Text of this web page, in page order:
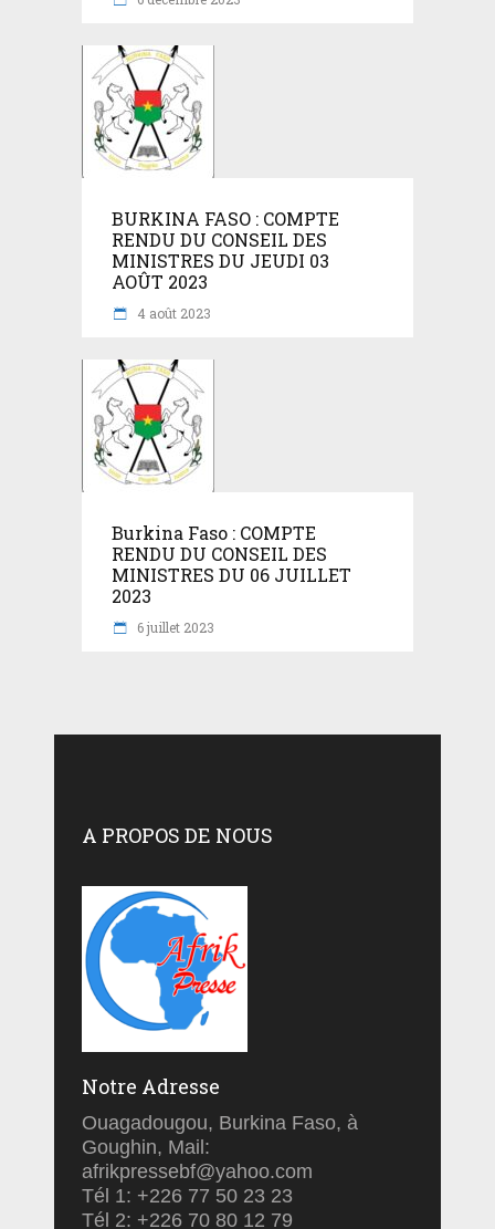
BURKINA FASO : COMPTE
RENDU DU CONSEIL DES
MINISTRES DU JEUDI 03
AOÛT 2023
4 août 2023
Burkina Faso : COMPTE
RENDU DU CONSEIL DES
MINISTRES DU 06 JUILLET
2023
6 juillet 2023
A PROPOS DE NOUS
Notre Adresse
Ouagadougou, Burkina Faso, à
Goughin, Mail:
afrikpressebf@yahoo.com
Tél 1: +226 77 50 23 23
Tél 2: +226 70 80 12 79